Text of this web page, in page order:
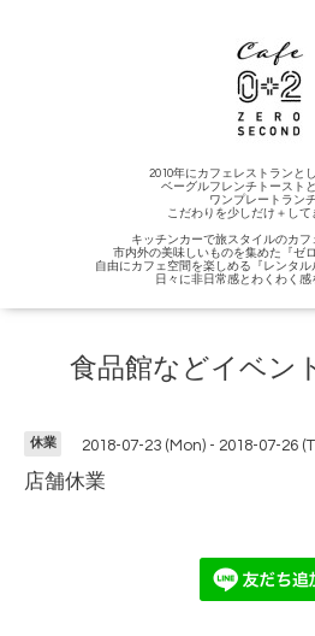
2010年にカフェレストランと
ベーグルフレンチトースト
ワンプレートラン
こだわりを少しだけ＋して
キッチンカーで旅スタイルのカ
市内外の美味しいものを集めた『ゼ
自由にカフェ空間を楽しめる『レンタ
日々に非日常感とわくわく感
食品館などイベン
休業 2018-07-23 (Mon) - 2018-07-26
店舗休業